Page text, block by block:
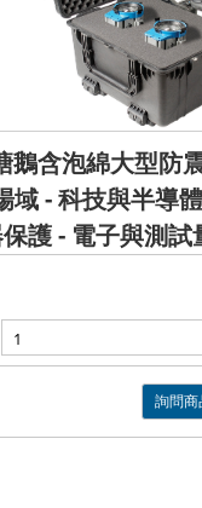
鵝含泡綿大型防
域 - 科技與半導
護 - 電子與測試
詢問商